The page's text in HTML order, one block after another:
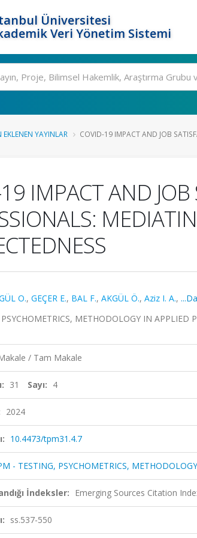
Üniversitesi
Veri Yönetim Sistemi
EKLENEN YAYINLAR COVID-19 IMPACT AND JOB
IMPACT AND
O., GEÇER E., BAL F., AKGÜL Ö., Aziz I. A.,
METHODOLOGY IN APPLIED
/ Tam Makale
31 Sayı: 4
2024
10.4473/tpm31.4.7
- TESTING, PSYCHOMETRICS,
İndeksler: Emerging Sources Citation
ss.537-550